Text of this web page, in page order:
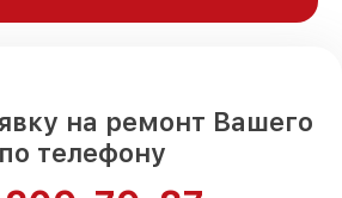
на ремонт Вашего
телефону